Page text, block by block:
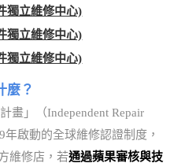
獨立維修中心)
獨立維修中心)
獨立維修中心)
麼？
畫」（Independent Repair
年啟動的全球維修認證制度，
維修店，若通過蘋果審核與技